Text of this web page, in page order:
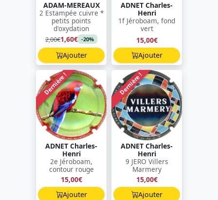
ADAM-MEREAUX
2 Estampée cuivre *
petits points
d'oxydation
2,00€1,60€ -20%
Ajouter
ADNET Charles-
Henri
1f Jéroboam, fond
vert
15,00€
Ajouter
Dernière !
ADNET Charles-
Henri
2e Jéroboam,
contour rouge
15,00€
Ajouter
Dernière !
ADNET Charles-
Henri
9 JERO Villers
Marmery
15,00€
Ajouter